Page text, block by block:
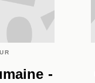
-